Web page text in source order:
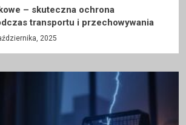
– skuteczna ochrona
transportu i przechowywania
2025